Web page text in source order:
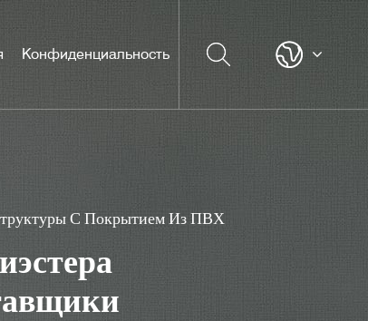
Конфиденциальность
С Покрытием Из ПВХ